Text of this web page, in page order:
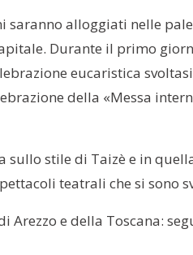
saranno alloggiati nelle
Durante il primo
eucaristica
della «Messa
stile di Taizè e in
teatrali che si sono
e della Toscana: